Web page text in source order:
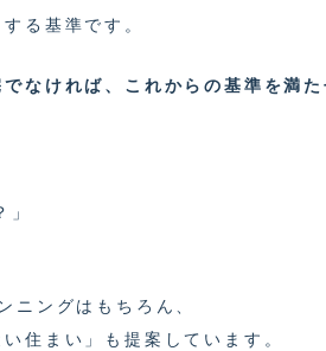
る基準です。
なければ、これからの基準を満
」
ニングはもちろん、
住まい」も提案しています。